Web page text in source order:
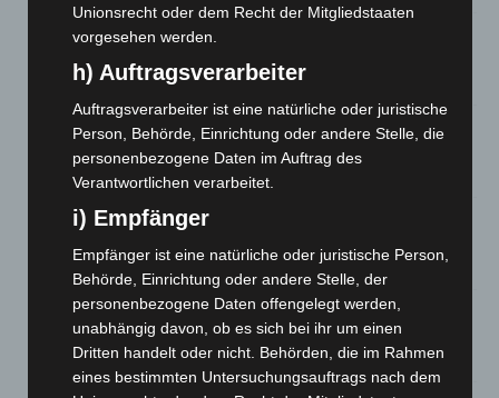
Hannover: Erste Tigermücken-Population in Niedersachsen
7. August 2026
Brand im „Haus der Begegnung“ in Neuwarmbüchen schnell
6. August 2026
Region Hannover: 21 neue Notfallsanitäter starten beim
5. August 2026
Mann läuft mit Hockeyschläger über A7 – Polizei sucht
Zeugen
5. August 2026
Unionsrecht oder dem Recht der Mitgliedstaaten
vorgesehen werden.
h) Auftragsverarbeiter
Auftragsverarbeiter ist eine natürliche oder juristische
Person, Behörde, Einrichtung oder andere Stelle, die
personenbezogene Daten im Auftrag des
Verantwortlichen verarbeitet.
i) Empfänger
Empfänger ist eine natürliche oder juristische Person,
Behörde, Einrichtung oder andere Stelle, der
personenbezogene Daten offengelegt werden,
unabhängig davon, ob es sich bei ihr um einen
Dritten handelt oder nicht. Behörden, die im Rahmen
eines bestimmten Untersuchungsauftrags nach dem